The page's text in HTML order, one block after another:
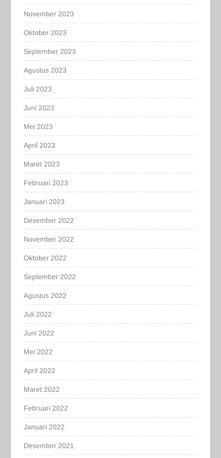
November 2023
Oktober 2023
September 2023
Agustus 2023
Juli 2023
Juni 2023
Mei 2023
April 2023
Maret 2023
Februari 2023
Januari 2023
Desember 2022
November 2022
Oktober 2022
September 2022
Agustus 2022
Juli 2022
Juni 2022
Mei 2022
April 2022
Maret 2022
Februari 2022
Januari 2022
Desember 2021